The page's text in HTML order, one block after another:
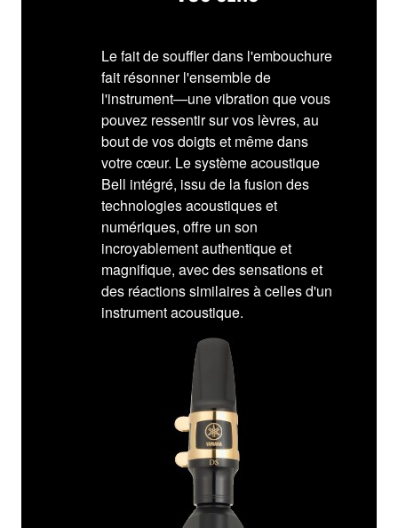
Le fait de souffler dans l'embouchure
fait résonner l'ensemble de
l'instrument—une vibration que vous
pouvez ressentir sur vos lèvres, au
bout de vos doigts et même dans
votre cœur. Le système acoustique
Bell intégré, issu de la fusion des
technologies acoustiques et
numériques, offre un son
incroyablement authentique et
magnifique, avec des sensations et
des réactions similaires à celles d'un
instrument acoustique.